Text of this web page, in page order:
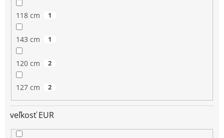
118 cm 1
143 cm 1
120 cm 2
127 cm 2
veľkosť EUR